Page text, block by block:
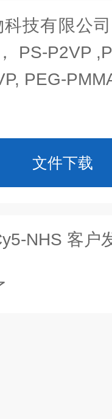
技有限公
PS-P2VP
PEG-
文件下载
NHS 客户